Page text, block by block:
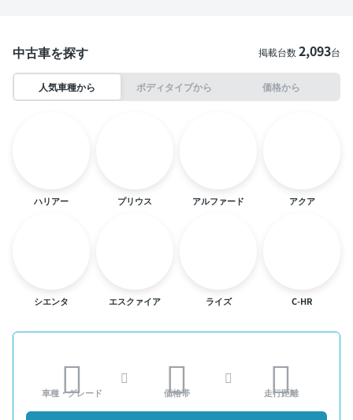
中古車を探す 掲載台数2,093台
人気車種から ボディタイプから 価格から
ハリアー プリウス アルファード アクア
シエンタ エスクァイア ライズ C-HR
車種・グレード 価格帯 走行距離